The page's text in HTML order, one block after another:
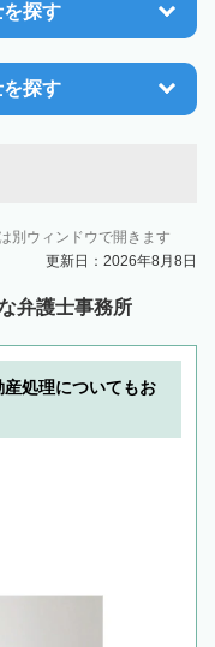
探す
探す
別ウィンドウで開きます
更新日：2026年8月8日
弁護士事務所
産処理についてもお